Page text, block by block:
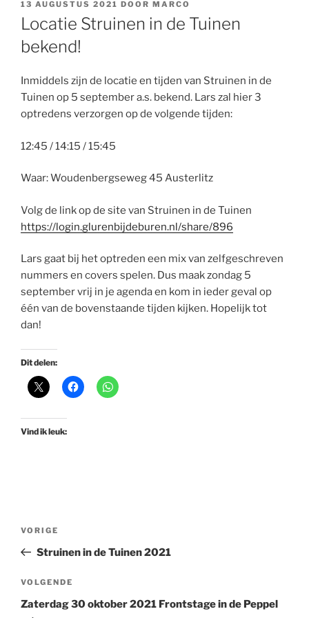
GEPLAATST
OP
13 AUGUSTUS 2021 DOOR MARCO
Locatie Struinen in de Tuinen
bekend!
Inmiddels zijn de locatie en tijden van Struinen in de
Tuinen op 5 september a.s. bekend. Lars zal hier 3
optredens verzorgen op de volgende tijden:
12:45 / 14:15 / 15:45
Waar: Woudenbergseweg 45 Austerlitz
Volg de link op de site van Struinen in de Tuinen
https://login.glurenbijdeburen.nl/share/896
Lars gaat bij het optreden een mix van zelfgeschreven
nummers en covers spelen. Dus maak zondag 5
september vrij in je agenda en kom in ieder geval op
één van de bovenstaande tijden kijken. Hopelijk tot
dan!
Dit delen:
Vind ik leuk:
Vorig
bericht
VORIGE
Struinen in de Tuinen 2021
Volgend
bericht
VOLGENDE
Zaterdag 30 oktober 2021 Frontstage in de Peppel